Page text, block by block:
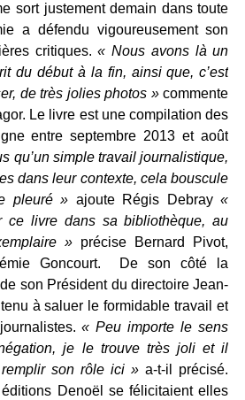
sort justement demain dans toute
a défendu vigoureusement son
critiques.« Nous avons là un
du début à la fin, ainsi que, c’est
de très jolies photos »commente
Le livre est une compilation des
entre septembre 2013 et août
qu’un simple travail journalistique,
dans leur contexte, cela bouscule
pleuré » ajoute Régis Debray«
ce livre dans sa bibliothèque, au
» précise Bernard Pivot,
Goncourt. De son côté la
son Président du directoire Jean-
à saluer le formidable travail et
journalistes.« Peu importe le sens
je le trouve très joli et il
son rôle ici » a-t-il précisé.
éditions Denoël se félicitaient elles